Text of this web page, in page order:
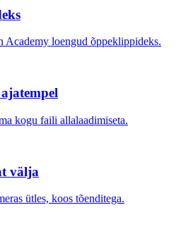
loengud õppeklippideks.
kogu faili allalaadimiseta.
välja
ütles, koos tõenditega.